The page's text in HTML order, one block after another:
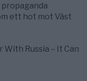
ett hot mot Väst
With Russia – It Can